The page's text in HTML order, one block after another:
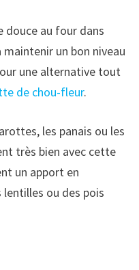
au four dans
un bon niveau
une alternative tout
de chou-fleur.
les panais ou les
très bien avec cette
un apport en
ou des pois